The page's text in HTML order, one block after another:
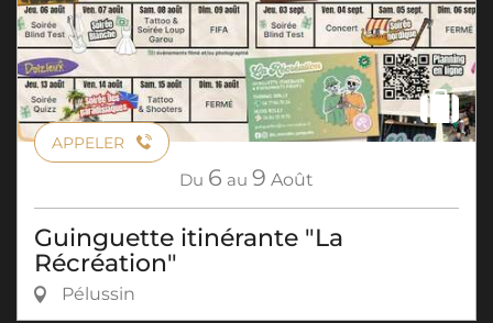
APPELER
Du 6 au 9 Août
Guinguette itinérante "La
Récréation"
Pélussin